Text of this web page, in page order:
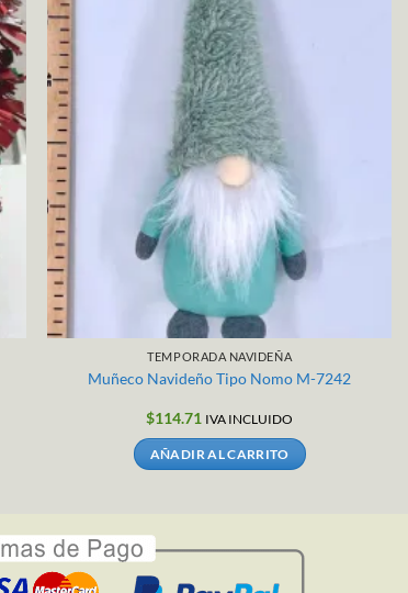
TEMPORADA NAVIDEÑA
Muñeco Navideño Tipo Nomo M-7242
$114.71 IVA INCLUIDO
AÑADIR AL CARRITO